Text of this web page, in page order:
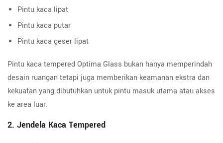
Pintu kaca lipat
Pintu kaca putar
Pintu kaca geser lipat
Pintu kaca tempered Optima Glass bukan hanya memperindah
desain ruangan tetapi juga memberikan keamanan ekstra dan
kekuatan yang dibutuhkan untuk pintu masuk utama atau akses
ke area luar.
2. Jendela Kaca Tempered